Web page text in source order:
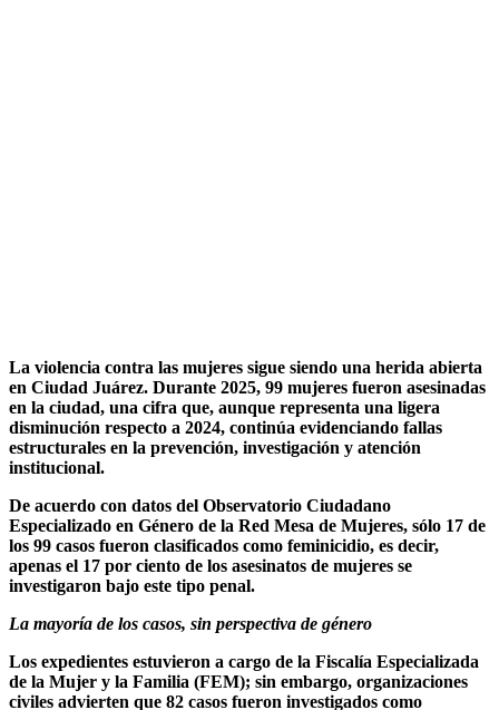
La violencia contra las mujeres sigue siendo una herida abierta
en Ciudad Juárez. Durante 2025, 99 mujeres fueron asesinadas
en la ciudad, una cifra que, aunque representa una ligera
disminución respecto a 2024, continúa evidenciando fallas
estructurales en la prevención, investigación y atención
institucional.
De acuerdo con datos del Observatorio Ciudadano
Especializado en Género de la Red Mesa de Mujeres, sólo 17 de
los 99 casos fueron clasificados como feminicidio, es decir,
apenas el 17 por ciento de los asesinatos de mujeres se
investigaron bajo este tipo penal.
La mayoría de los casos, sin perspectiva de género
Los expedientes estuvieron a cargo de la Fiscalía Especializada
de la Mujer y la Familia (FEM); sin embargo, organizaciones
civiles advierten que 82 casos fueron investigados como